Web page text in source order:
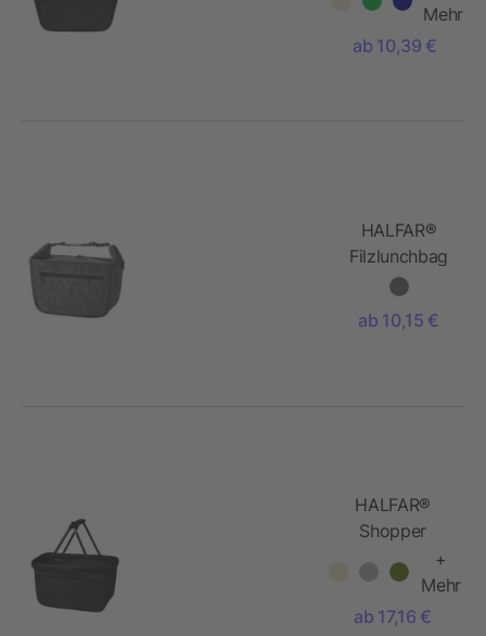
Mehr
ab 10,39 €
HALFAR®
Filzlunchbag
SOFTBASKET
ab 10,15 €
HALFAR®
Shopper
BLACKBASKET
+
Mehr
ab 17,16 €